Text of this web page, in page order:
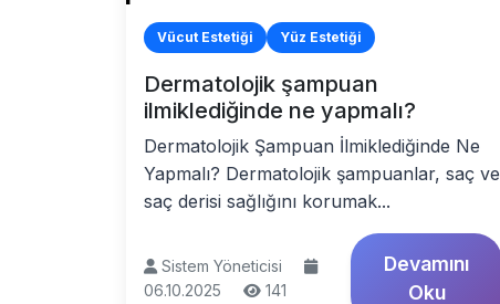
Vücut Estetiği Yüz Estetiği
Dermatolojik şampuan
ilmiklediğinde ne yapmalı?
Dermatolojik Şampuan İlmiklediğinde Ne
Yapmalı? Dermatolojik şampuanlar, saç ve
saç derisi sağlığını korumak...
Sistem Yöneticisi
06.10.2025
141
Devamını
Oku